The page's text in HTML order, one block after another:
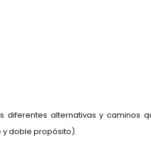
diferentes alternativas y
doble propósito).